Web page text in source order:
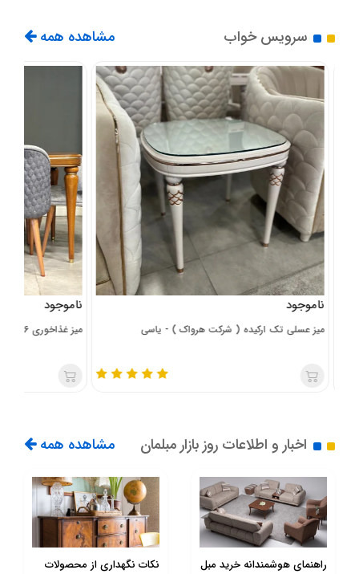
سرویس خواب مشاهده همه
ناموجود
میز عسلی تک ارکیده ( شرکت هرواک ) - یاسی
ناموجود
میز غذاخوری 6 همیلتون(شرکت هرواک)-گردویی
اخبار و اطلاعات روز بازار مبلمان مشاهده همه
راهنماى هوشمندانه خريد مبل
نکات نگهداری از محصولات